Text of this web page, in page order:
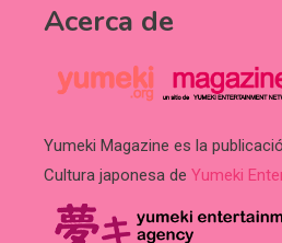
Acerca de
Yumeki Magazine es la
Cultura japonesa de Yumeki